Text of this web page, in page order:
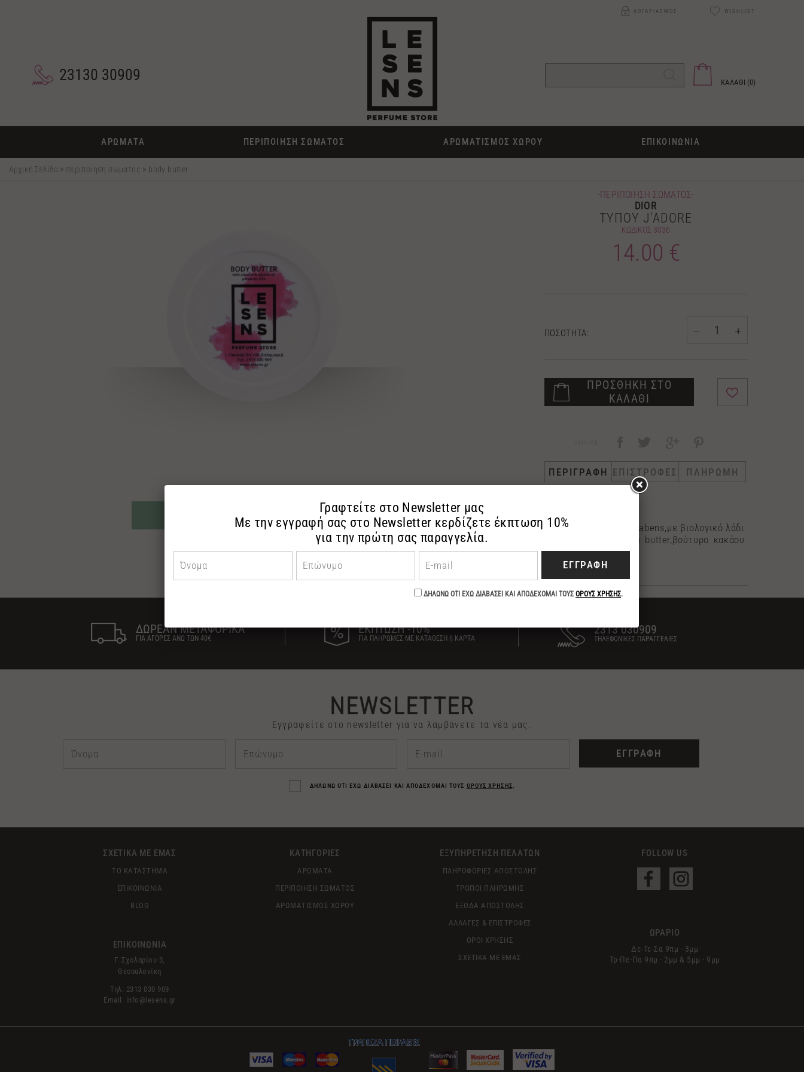
ΛΟΓΑΡΙΑΣΜΟΣ WISHLIST
23130 30909 ΚΑΛΑΘΙ (0)
ΑΡΩΜΑΤΑ ΠΕΡΙΠΟΙΗΣΗ ΣΩΜΑΤΟΣ ΑΡΩΜΑΤΙΣΜΟΣ ΧΩΡΟΥ ΕΠΙΚΟΙΝΩΝΙΑ
Αρχική Σελίδα > περιποιηση σωματος > body butter
ΡΩΤΗΣΤΕ ΜΑΣ
-ΠΕΡΙΠΟΙΗΣΗ ΣΩΜΑΤΟΣ-
DIOR
ΤΥΠΟΥ J'ADORE
ΚΩΔΙΚΟΣ 3036
14.00 €
ΠΟΣΟΤΗΤΑ:
ΠΡΟΣΘΗΚΗ ΣΤΟ
ΚΑΛΑΘΙ
ΠΕΡΙΓΡΑΦΗ ΕΠΙΣΤΡΟΦΕΣ ΠΛΗΡΩΜΗ
Body Butter χωρίς parabens,με βιολογικό λάδι
ελιάς,βιταμίνη Ε,shea butter,βούτυρο κακάου
και λάδι
καρύδας.
ΔΩΡΕΑΝ ΜΕΤΑΦΟΡΙΚΑ
ΓΙΑ ΑΓΟΡΕΣ ΑΝΩ ΤΩΝ 40€
ΕΚΠΤΩΣΗ -10%
ΓΙΑ ΠΛΗΡΩΜΕΣ ΜΕ ΚΑΤΑΘΕΣΗ ή ΚΑΡΤΑ
2313 030909
ΤΗΛΕΦΩΝΙΚΕΣ ΠΑΡΑΓΓΕΛΙΕΣ
NEWSLETTER
Εγγραφείτε στο newsletter για να λαμβάνετε τα νέα μας.
ΕΓΓΡΑΦΗ
ΔΗΛΩΝΩ ΟΤΙ ΕΧΩ ΔΙΑΒΑΣΕΙ ΚΑΙ ΑΠΟΔΕΧΟΜΑΙ ΤΟΥΣ ΟΡΟΥΣ ΧΡΗΣΗΣ.
ΣΧΕΤΙΚΑ ΜΕ ΕΜΑΣ
ΤΟ ΚΑΤΑΣΤΗΜΑ
ΕΠΙΚΟΙΝΩΝΙΑ
BLOG
ΕΠΙΚΟΙΝΩΝΙΑ
Γ. Σχολαρίου 3,
Θεσσαλονίκη
Τηλ: 2313 030 909
Email: info@lesens.gr
ΚΑΤΗΓΟΡΙΕΣ
ΑΡΩΜΑΤΑ
ΠΕΡΙΠΟΙΗΣΗ ΣΩΜΑΤΟΣ
ΑΡΩΜΑΤΙΣΜΟΣ ΧΩΡΟΥ
ΕΞΥΠΗΡΕΤΗΣΗ ΠΕΛΑΤΩΝ
ΠΛΗΡΟΦΟΡΙΕΣ ΑΠΟΣΤΟΛΗΣ
ΤΡΟΠΟΙ ΠΛΗΡΩΜΗΣ
ΕΞΟΔΑ ΑΠΟΣΤΟΛΗΣ
ΑΛΛΑΓΕΣ & ΕΠΙΣΤΡΟΦΕΣ
ΟΡΟΙ ΧΡΗΣΗΣ
ΣΧΕΤΙΚΑ ΜΕ ΕΜΑΣ
FOLLOW US
ΩΡΑΡΙΟ
Δε-Τε-Σα 9πμ - 3μμ
Τρ-Πε-Πα 9πμ - 2μμ & 5μμ - 9μμ